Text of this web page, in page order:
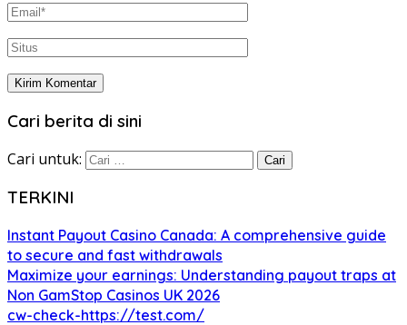
Cari berita di sini
Cari untuk:
TERKINI
Instant Payout Casino Canada: A comprehensive guide
to secure and fast withdrawals
Maximize your earnings: Understanding payout traps at
Non GamStop Casinos UK 2026
cw-check-https://test.com/